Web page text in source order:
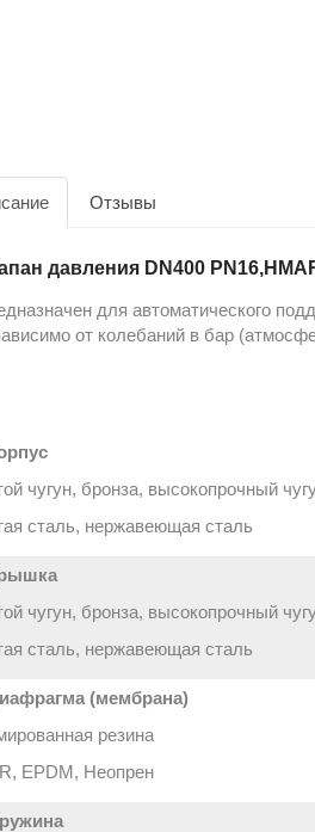
Отзывы
давления DN400
для автоматического
от колебаний в бар
чугун, бронза, высокопрочный
сталь, нержавеющая сталь
чугун, бронза, высокопрочный
сталь, нержавеющая сталь
(мембрана)
резина
EPDM, Неопрен